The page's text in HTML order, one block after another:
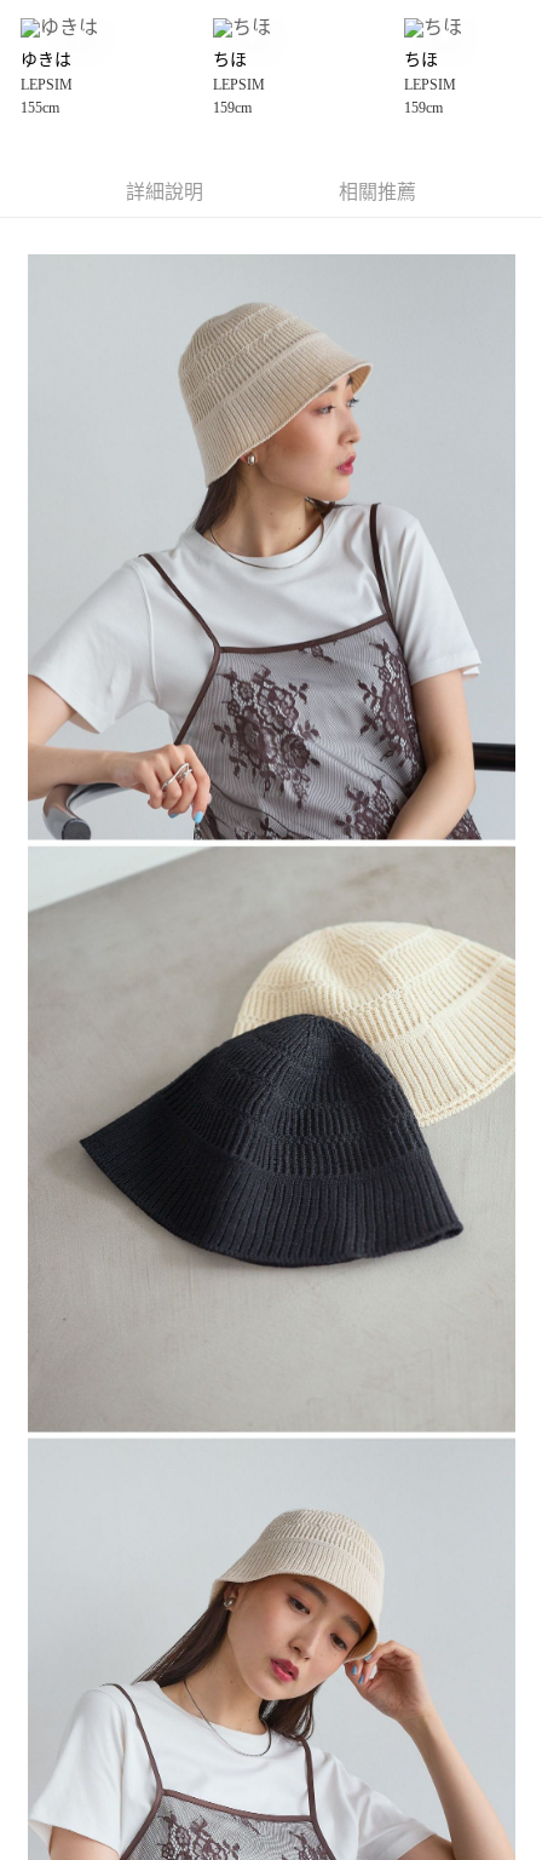
大哥付你分期
【大哥付你分期使用說明】
1.本服務由台灣大哥大提供，台灣大哥大用戶可立即使用無須另外申請。
2.付款方式選擇「大哥付你分期」，訂單成立後會自動跳轉到大哥付的交易
3.實際核准額度、可分期數及費用金額請依後續交易確認頁面所載為準。
4.訂單成立30分鐘內，如未前往確認交易或遇審核未通過，訂單將自動取
2.透過簡訊連結打開帳單後，可選擇「超商條碼／台灣大直營門市／銀行轉
帳／街口支付／iPASS MONEY」等通路繳費。
1.本服務係由「台灣大哥大股份有限公司」（以下簡稱本公司）所提供，讓
用戶於交易時，得透過本服務購買商品或服務，並由商店將買賣／分期付款
買賣價金債權讓與本公司後，依約使用本公司帳單繳交帳款。
2.基於同意付款使用「大哥付你分期」之契約關係目的，商店將以您的個人
資料（包含姓名、電話或地址）提供予台灣大哥大進項蒐集、處理及利用，
由本公司與您本人進行分期帳單所需資料之確認、核對及更正。
3.完整用戶服務條款，請詳閱以下連結：https://oppay.tw/userRule
AFTEE先享後付
３．安心：先確認商品／服務後，再付款。
１．於結帳方式選擇「AFTEE先享後付」後，將跳轉至「AFTEE先享後付」
結帳頁面，進行簡訊認證並確認金額後，即可完成結帳。
２．訂單成立數日內，您將收到繳費通知簡訊。
３．收到繳費通知簡訊後14天內，點擊此簡訊中的連結，可透過四大超商／
ATM／網路銀行／等多元方式進行付款，方視為交易完成。
※ 請注意：結帳手續完成當下不需立刻繳費，但若您需要取消訂單，請聯絡
購買商品的店家。未經商家同意取消之訂單仍視為有效，需透過AFTEE先享
※ 交易是否成功請以「AFTEE先享後付 」之結帳頁面顯示為準，若有關於
是否繳費成功／繳費後需取消欲退款等相關疑問，請聯繫「AFTEE先享後付
https://netprotections.freshdesk.com/support/home
１．透過由恩沛科技股份有限公司提供之「AFTEE先享後付」服務完成之交
易，需依本服務之必要範圍內提供個人資料，並將交易相關給付款項請求債
權轉讓予恩沛科技股份有限公司。
２．關於個人資料處理事宜，請瀏覽以下網址：https://aftee.tw/terms/#terms3
３．未成年的使用者請事先徵得法定代理人或監護人之同意方可使用
「AFTEE先享後付」，若未經同意申辦者引起之損失，本公司不負相關責
任。
４．使用「AFTEE先享後付」時，將依據個別帳號之用戶狀況，依本公司即
時審查核予不同之上限額度；若仍有額度不足之情形，本公司將視審查結果
請求用戶進行身份認證。
５．嚴禁一人註冊多個帳號或使用他人資訊註冊。若發現惡意使用之情形，
恩沛科技股份有限公司將有權停止該用戶之使用額度並採取法律行動。
每筆NT$80，滿NT$888(含以上)免運費
每筆NT$80，滿NT$888(含以上)免運費
每筆NT$80，滿NT$1,500(含以上)免運費
每筆NT$80，滿NT$1,500(含以上)免運費
每筆NT$80，滿NT$1,500(含以上)免運費
ゆきは
LEPSIM
155cm
ちほ
LEPSIM
159cm
ちほ
LEPSIM
159cm
詳細說明 相關推薦